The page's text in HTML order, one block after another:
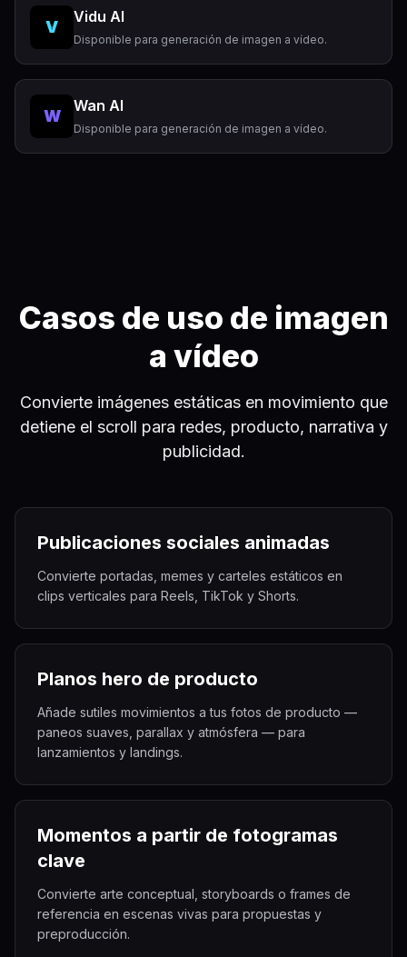
V
Vidu AI
Disponible para generación de imagen a vídeo.
W
Wan AI
Disponible para generación de imagen a vídeo.
Casos de uso de imagen
a vídeo
Convierte imágenes estáticas en movimiento que
detiene el scroll para redes, producto, narrativa y
publicidad.
Publicaciones sociales animadas
Convierte portadas, memes y carteles estáticos en
clips verticales para Reels, TikTok y Shorts.
Planos hero de producto
Añade sutiles movimientos a tus fotos de producto —
paneos suaves, parallax y atmósfera — para
lanzamientos y landings.
Momentos a partir de fotogramas
clave
Convierte arte conceptual, storyboards o frames de
referencia en escenas vivas para propuestas y
preproducción.